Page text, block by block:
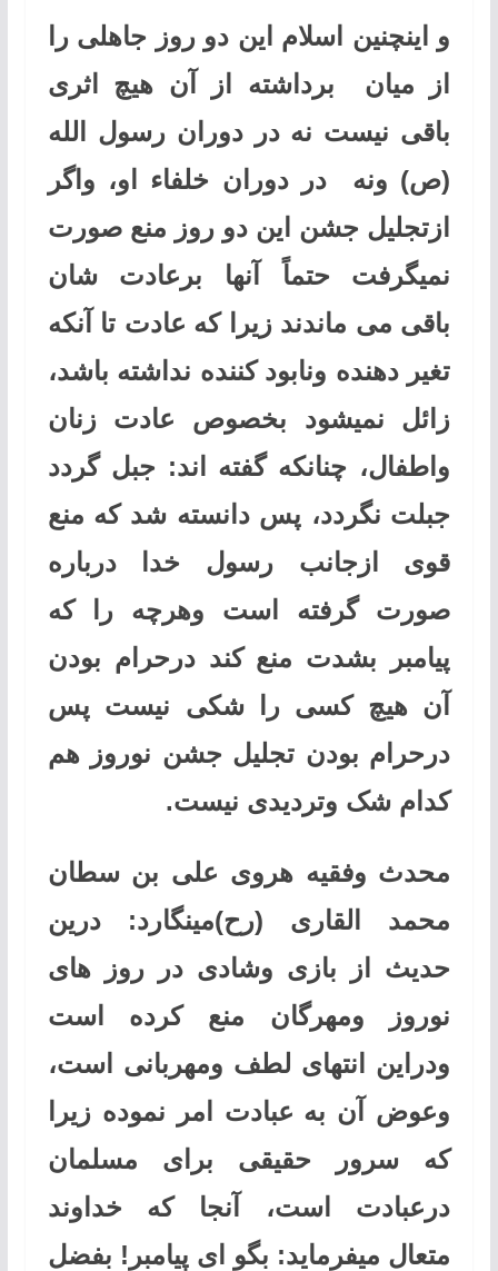
و اینچنین اسلام این دو روز جاهلی را
از میان برداشته از آن هیچ اثری
باقی نیست نه در دوران رسول الله
(ص) ونه در دوران خلفاء او، واگر
ازتجلیل جشن این دو روز منع صورت
نمیگرفت حتماً آنها برعادت شان
باقی می ماندند زیرا که عادت تا آنکه
تغیر دهنده ونابود کننده نداشته باشد،
زائل نمیشود بخصوص عادت زنان
واطفال، چنانکه گفته اند: جبل گردد
جبلت نگردد، پس دانسته شد که منع
قوی ازجانب رسول خدا درباره
صورت گرفته است وهرچه را که
پیامبر بشدت منع کند درحرام بودن
آن هیچ کسی را شکی نیست پس
درحرام بودن تجلیل جشن نوروز هم
کدام شک وتردیدی نیست.
محدث وفقیه هروی علی بن سطان
محمد القاری (رح)مینگارد: درین
حدیث از بازی وشادی در روز های
نوروز ومهرگان منع کرده است
ودراین انتهای لطف ومهربانی است،
وعوض آن به عبادت امر نموده زیرا
که سرور حقیقی برای مسلمان
درعبادت است، آنجا که خداوند
متعال میفرماید: بگو ای پیامبر! بفضل